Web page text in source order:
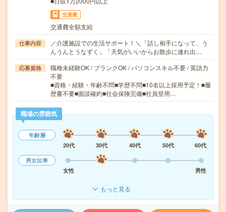
交通費
交通費全額支給
仕事内容
／介護施設での生活サポート！＼「話し相手になって、う
んうんとうなずく」「天気がいいからお散歩に連れ出…
応募資格
職種未経験OK / ブランクOK / パソコンスキル不要 / 英語力
不要
■資格・経験・年齢不問■学歴不問■10名以上採用予定！■履
歴書不要■面談確約■社会保険完備■社員登用…
職場の雰囲気
年齢層
20代
30代 40代 50代
60代
男女比率
女性
男性
もっと見る